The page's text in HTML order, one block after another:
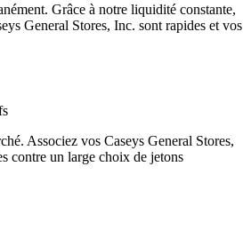
Grâce à notre liquidité constante,
General Stores, Inc. sont rapides et vos
Associez vos Caseys General Stores,
contre un large choix de jetons